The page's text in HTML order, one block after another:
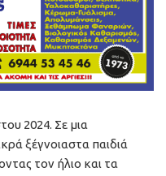
2024. Σε μια
ξέγνοιαστα παιδιά
τον ήλιο και τα